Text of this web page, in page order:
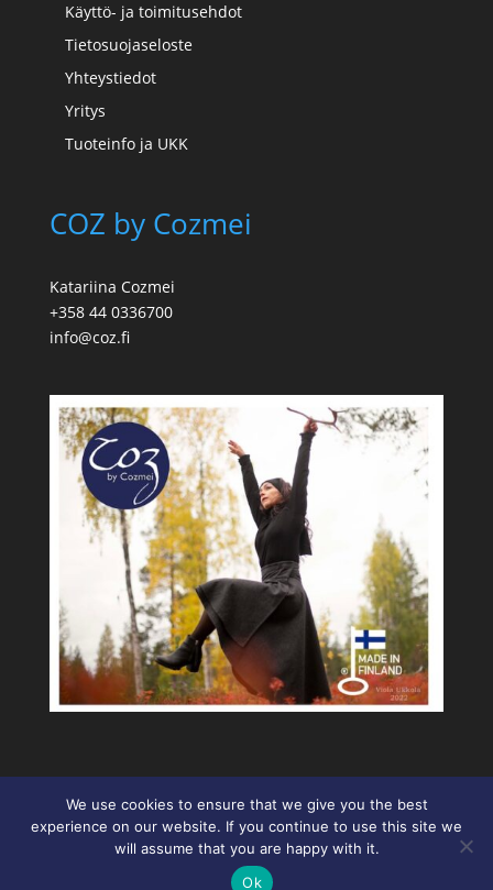
Käyttö- ja toimitusehdot
Tietosuojaseloste
Yhteystiedot
Yritys
Tuoteinfo ja UKK
COZ by Cozmei
Katariina Cozmei
+358 44 0336700
info@coz.fi
Design Del-Horses 2022 | Copyright Cozmei
We use cookies to ensure that we give you the best
experience on our website. If you continue to use this site we
will assume that you are happy with it.
Ok